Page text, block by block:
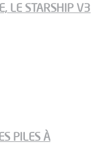
LE STARSHIP V3
PILES À